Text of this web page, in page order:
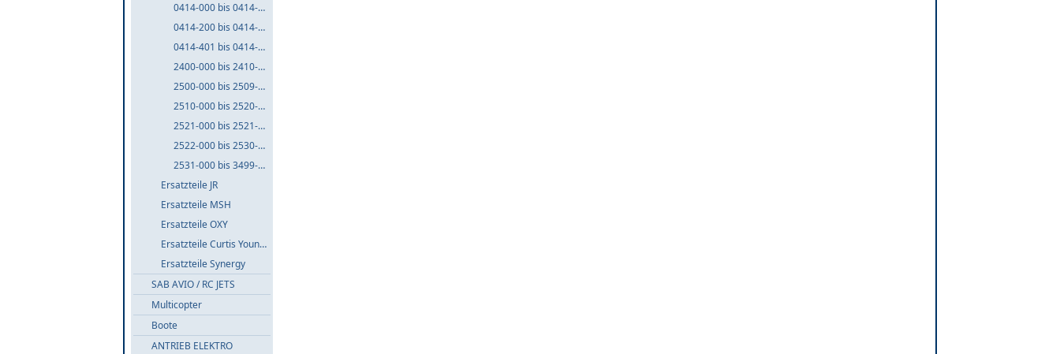
0414-000 bis 0414-199
0414-200 bis 0414-400
0414-401 bis 0414-999
2400-000 bis 2410-999
2500-000 bis 2509-999
2510-000 bis 2520-999
2521-000 bis 2521-999
2522-000 bis 2530-999
2531-000 bis 3499-999
Ersatzteile JR
Ersatzteile MSH
Ersatzteile OXY
Ersatzteile Curtis Youngblood
Ersatzteile Synergy
SAB AVIO / RC JETS
Multicopter
Boote
ANTRIEB ELEKTRO